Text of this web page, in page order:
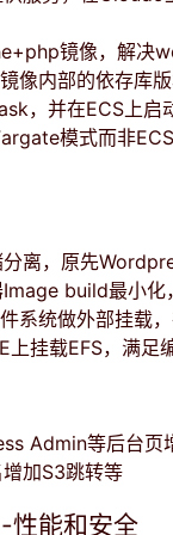
镜像，解决
像内部的依存库
，并在ECS上启
模式而非
离，原先
build最小
系统做外部挂载
挂载EFS，满足
Admin等后台页
加S3跳转等
性能和安全